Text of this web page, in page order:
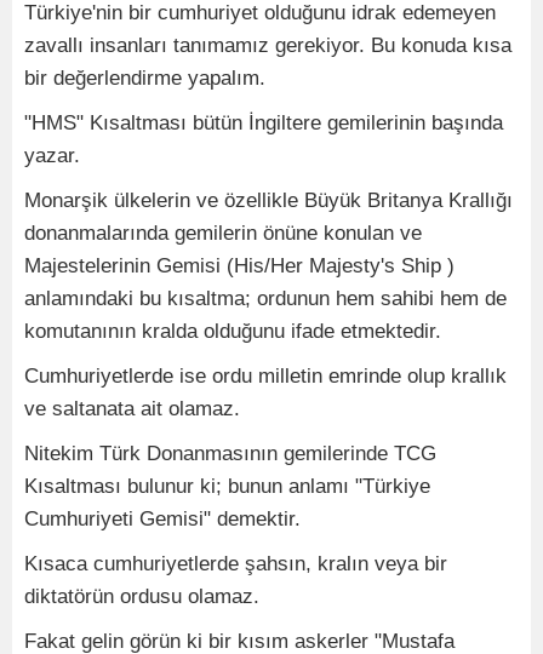
Türkiye'nin bir cumhuriyet olduğunu idrak edemeyen
zavallı insanları tanımamız gerekiyor. Bu konuda kısa
bir değerlendirme yapalım.
"HMS" Kısaltması bütün İngiltere gemilerinin başında
yazar.
Monarşik ülkelerin ve özellikle Büyük Britanya Krallığı
donanmalarında gemilerin önüne konulan ve
Majestelerinin Gemisi (His/Her Majesty's Ship )
anlamındaki bu kısaltma; ordunun hem sahibi hem de
komutanının kralda olduğunu ifade etmektedir.
Cumhuriyetlerde ise ordu milletin emrinde olup krallık
ve saltanata ait olamaz.
Nitekim Türk Donanmasının gemilerinde TCG
Kısaltması bulunur ki; bunun anlamı "Türkiye
Cumhuriyeti Gemisi" demektir.
Kısaca cumhuriyetlerde şahsın, kralın veya bir
diktatörün ordusu olamaz.
Fakat gelin görün ki bir kısım askerler "Mustafa